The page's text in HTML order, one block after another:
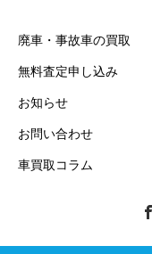
廃車・事故車の買取
無料査定申し込み
お知らせ
お問い合わせ
車買取コラム